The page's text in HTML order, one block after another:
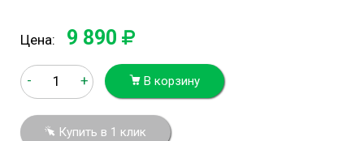
Цена: 9 890
- + В корзину
Купить в 1 клик